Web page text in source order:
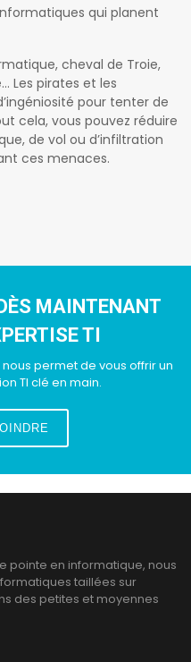
qui planent
cheval de Troie,
Les pirates et les
pour tenter de
cela, vous pouvez réduire
de vol ou d’infiltration
ces menaces.
MAINTENANT
TI
permet de vous offrir un
TI clé en main.
pointe en informatique, nous
taillées sur
des petites et moyennes